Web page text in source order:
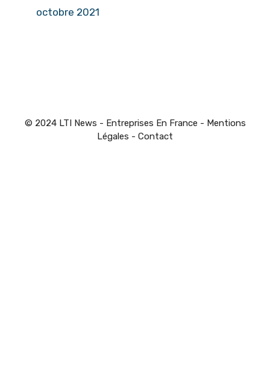
octobre 2021
© 2024 LTI News - Entreprises En France - Mentions
Légales - Contact